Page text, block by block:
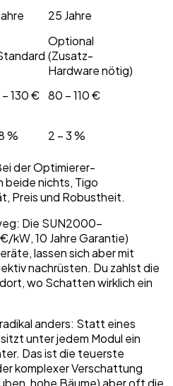
25 Jahre
Optional
(Zusatz-
Hardware nötig)
130 € 80 – 110 €
% 2 – 3 %
der Optimierer-
beide nichts, Tigo
Preis und Robustheit.
Die SUN2000-
kW, 10 Jahre Garantie)
lassen sich aber mit
nachrüsten. Du zahlst die
wo Schatten wirklich ein
anders: Statt eines
unter jedem Modul ein
Das ist die teuerste
komplexer Verschattung